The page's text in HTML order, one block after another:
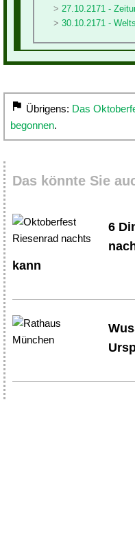
27.10.2171 -
30.10.2171 -
Übrigens: Das
begonnen.
Das könnte Sie
6
kann